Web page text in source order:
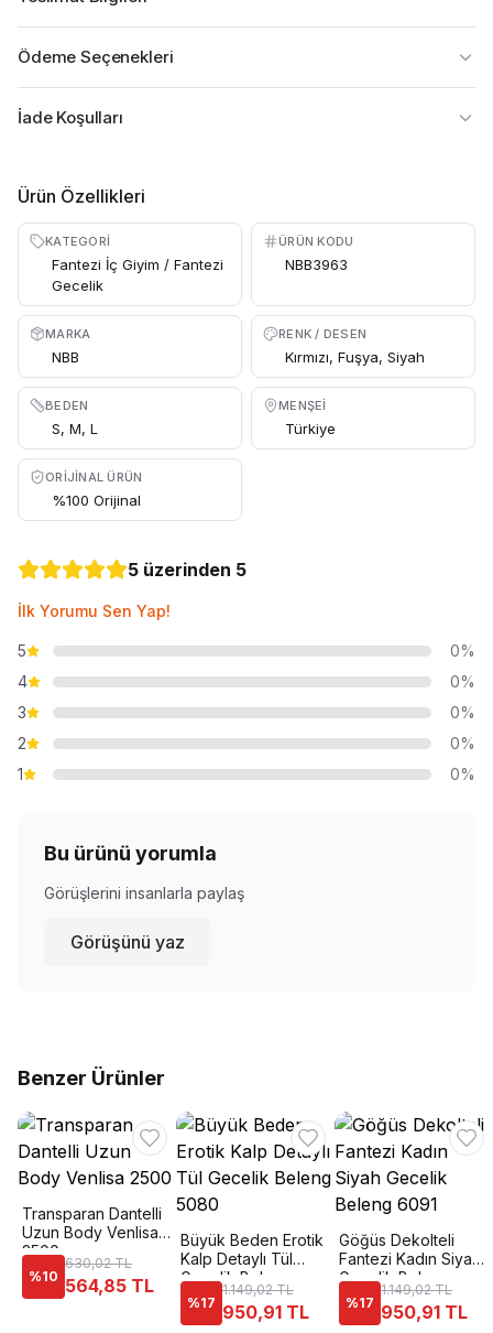
Ödeme Seçenekleri
İade Koşulları
Ürün Özellikleri
KATEGORI
Fantezi İç Giyim / Fantezi
Gecelik
ÜRÜN KODU
NBB3963
MARKA
NBB
RENK / DESEN
Kırmızı, Fuşya, Siyah
BEDEN
S, M, L
MENŞEI
Türkiye
ORIJINAL ÜRÜN
%100 Orijinal
5 üzerinden 5
İlk Yorumu Sen Yap!
5
0%
4
0%
3
0%
2
0%
1
0%
Bu ürünü yorumla
Görüşlerini insanlarla paylaş
Görüşünü yaz
Benzer Ürünler
Transparan Dantelli
Uzun Body Venlisa
2500
%10
630,02 TL
564,85 TL
Büyük Beden Erotik
Kalp Detaylı Tül
Gecelik Beleng
5080
%17
1.149,02 TL
950,91 TL
Göğüs Dekolteli
Fantezi Kadın Siyah
Gecelik Beleng
6091
%17
1.149,02 TL
950,91 TL